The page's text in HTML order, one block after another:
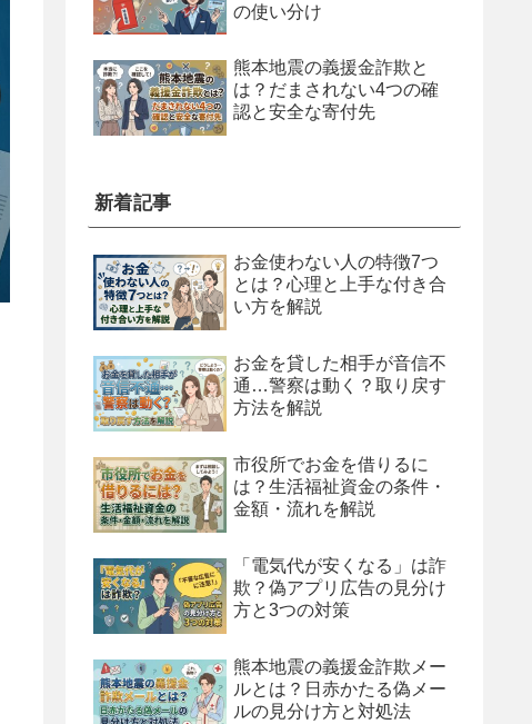
の使い分け
熊本地震の義援金詐欺と
は？だまされない4つの確
認と安全な寄付先
新着記事
お金使わない人の特徴7つ
とは？心理と上手な付き合
い方を解説
お金を貸した相手が音信不
通…警察は動く？取り戻す
方法を解説
市役所でお金を借りるに
は？生活福祉資金の条件・
金額・流れを解説
「電気代が安くなる」は詐
欺？偽アプリ広告の見分け
方と3つの対策
熊本地震の義援金詐欺メー
ルとは？日赤かたる偽メー
ルの見分け方と対処法